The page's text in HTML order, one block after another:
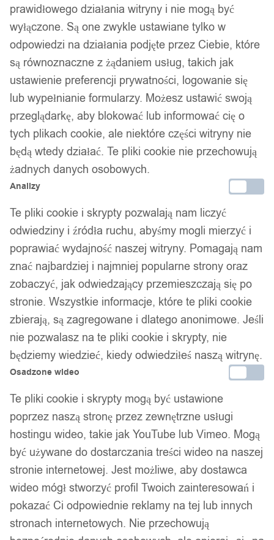
prawidłowego działania witryny i nie mogą być
wyłączone. Są one zwykle ustawiane tylko w
odpowiedzi na działania podjęte przez Ciebie, które
są równoznaczne z żądaniem usług, takich jak
ustawienie preferencji prywatności, logowanie się
lub wypełnianie formularzy. Możesz ustawić swoją
przeglądarkę, aby blokować lub informować cię o
tych plikach cookie, ale niektóre części witryny nie
będą wtedy działać. Te pliki cookie nie przechowują
żadnych danych osobowych.
Analizy
Te pliki cookie i skrypty pozwalają nam liczyć
odwiedziny i źródła ruchu, abyśmy mogli mierzyć i
poprawiać wydajność naszej witryny. Pomagają nam
znać najbardziej i najmniej popularne strony oraz
zobaczyć, jak odwiedzający przemieszczają się po
stronie. Wszystkie informacje, które te pliki cookie
zbierają, są zagregowane i dlatego anonimowe. Jeśli
nie pozwalasz na te pliki cookie i skrypty, nie
będziemy wiedzieć, kiedy odwiedziłeś naszą witrynę.
Osadzone wideo
Te pliki cookie i skrypty mogą być ustawione
poprzez naszą stronę przez zewnętrzne usługi
hostingu wideo, takie jak YouTube lub Vimeo. Mogą
być używane do dostarczania treści wideo na naszej
stronie internetowej. Jest możliwe, aby dostawca
wideo mógł stworzyć profil Twoich zainteresowań i
pokazać Ci odpowiednie reklamy na tej lub innych
stronach internetowych. Nie przechowują